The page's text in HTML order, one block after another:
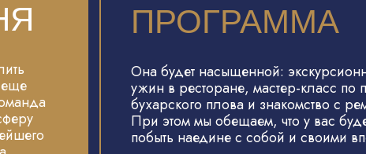
еще
ПРОГРАММА
Она будет насыщенной:
ужин в ресторане, мастер-класс по
бухарского плова и знакомство с
При этом мы обещаем, что у вас
побыть наедине с собой и своими